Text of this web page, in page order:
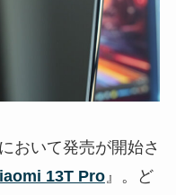
おいて発売が開始さ
13T Pro』。ど